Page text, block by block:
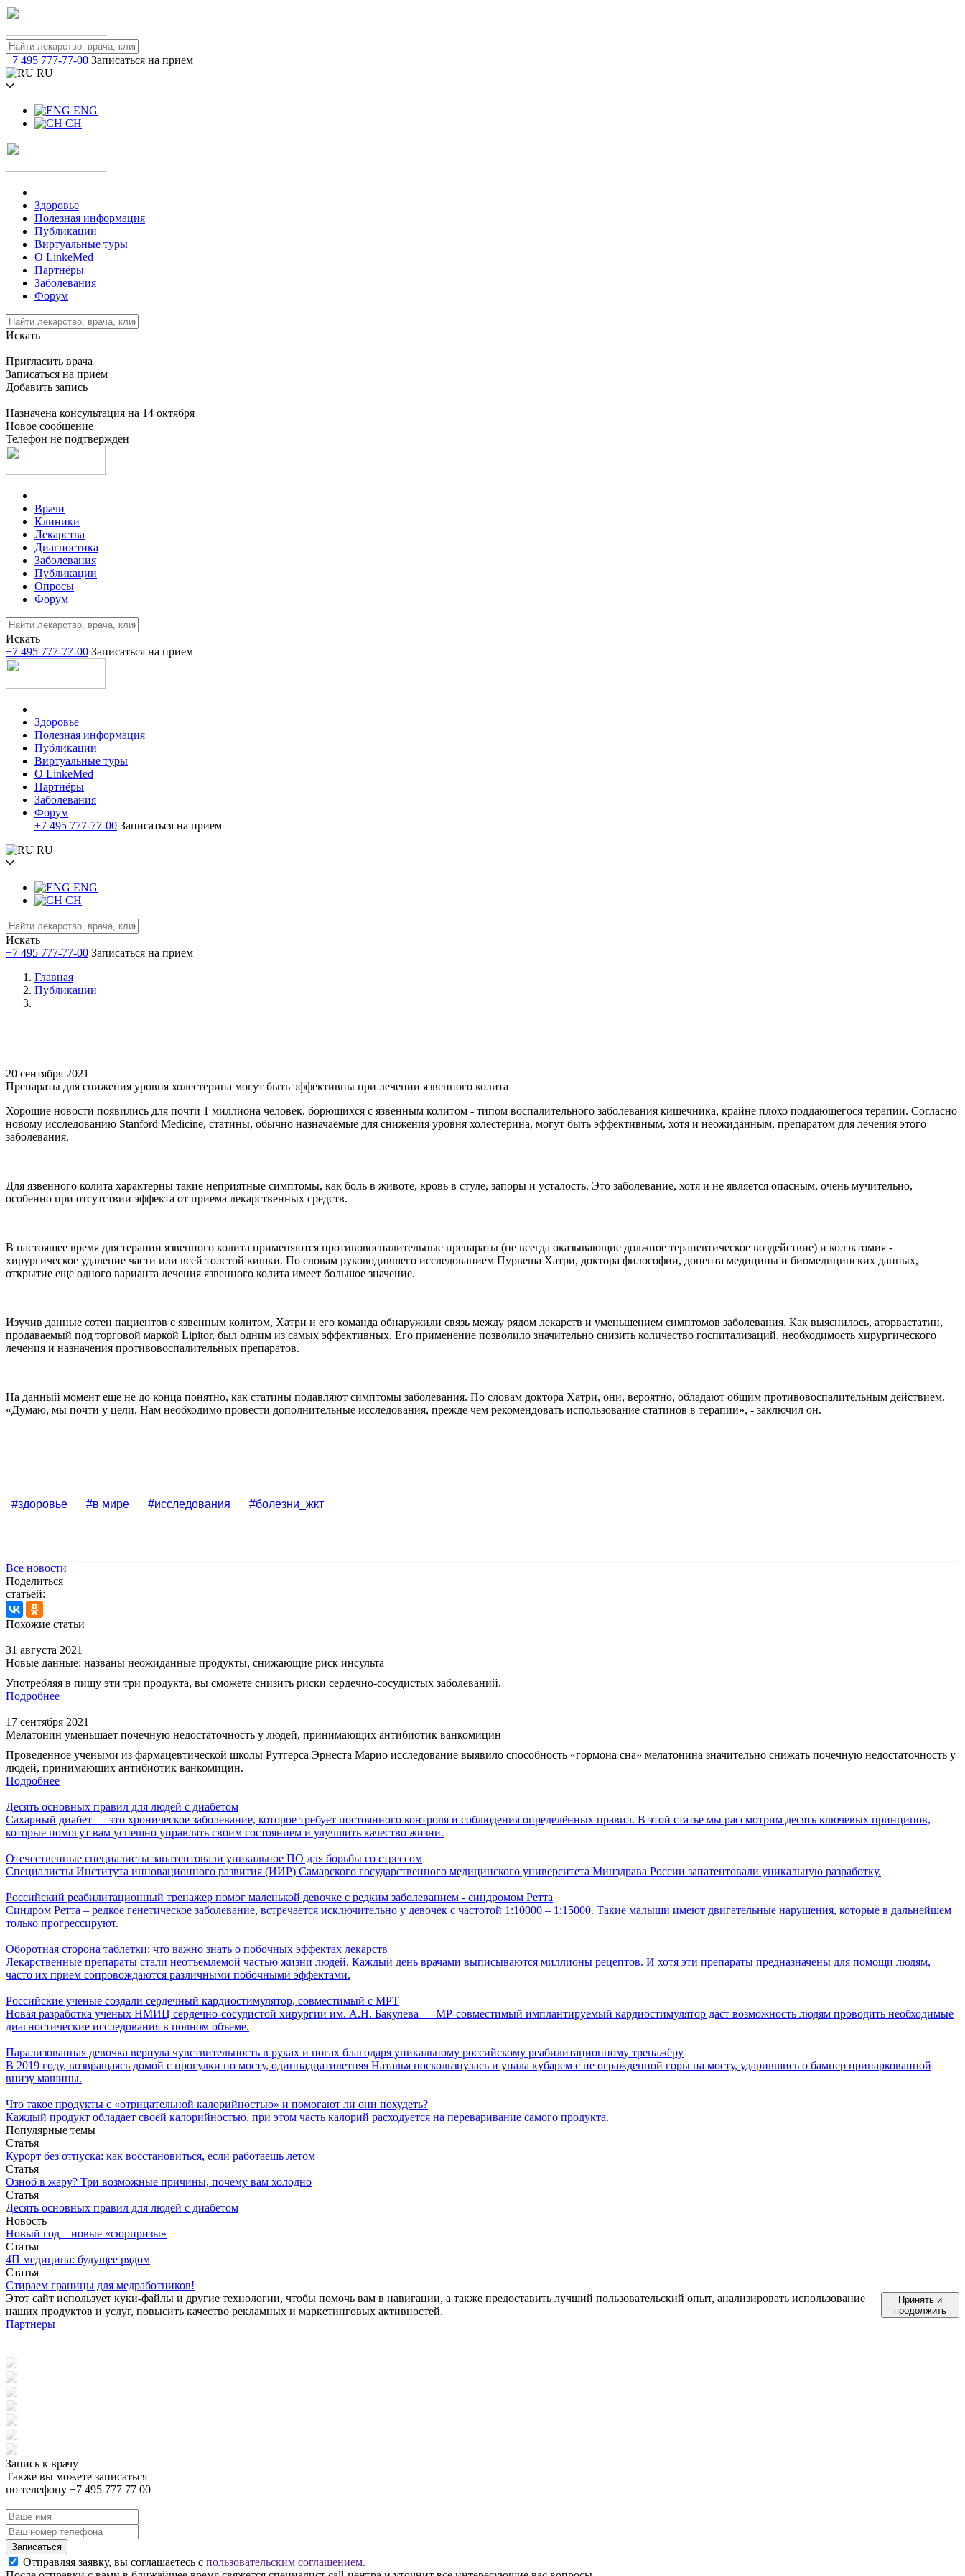
+7 495 777-77-00 Записаться на прием
RU
ENG
CH
Здоровье
Полезная информация
Публикации
Виртуальные туры
О LinkeMed
Партнёры
Заболевания
Форум
Искать
Пригласить врача
Записаться на прием
Добавить запись
Назначена консультация на 14 октября
Новое сообщение
Телефон не подтвержден
Врачи
Клиники
Лекарства
Диагностика
Заболевания
Публикации
Опросы
Форум
Искать
+7 495 777-77-00 Записаться на прием
Здоровье
Полезная информация
Публикации
Виртуальные туры
О LinkeMed
Партнёры
Заболевания
Форум
+7 495 777-77-00 Записаться на прием
RU
ENG
CH
Искать
+7 495 777-77-00 Записаться на прием
Главная
Публикации
20 сентября 2021
Препараты для снижения уровня холестерина могут быть эффективны при лечении язвенного колита
Хорошие новости появились для почти 1 миллиона человек, борющихся с язвенным колитом - типом воспалительного заболевания кишечника, крайне плохо поддающегося терапии. Согласно
новому исследованию Stanford Medicine, статины, обычно назначаемые для снижения уровня холестерина, могут быть эффективным, хотя и неожиданным, препаратом для лечения этого
заболевания.
Для язвенного колита характерны такие неприятные симптомы, как боль в животе, кровь в стуле, запоры и усталость. Это заболевание, хотя и не является опасным, очень мучительно,
особенно при отсутствии эффекта от приема лекарственных средств.
В настоящее время для терапии язвенного колита применяются противовоспалительные препараты (не всегда оказывающие должное терапевтическое воздействие) и колэктомия -
хирургическое удаление части или всей толстой кишки. По словам руководившего исследованием Пурвеша Хатри, доктора философии, доцента медицины и биомедицинских данных,
открытие еще одного варианта лечения язвенного колита имеет большое значение.
Изучив данные сотен пациентов с язвенным колитом, Хатри и его команда обнаружили связь между рядом лекарств и уменьшением симптомов заболевания. Как выяснилось, аторвастатин,
продаваемый под торговой маркой Lipitor, был одним из самых эффективных. Его применение позволило значительно снизить количество госпитализаций, необходимость хирургического
лечения и назначения противовоспалительных препаратов.
На данный момент еще не до конца понятно, как статины подавляют симптомы заболевания. По словам доктора Хатри, они, вероятно, обладают общим противовоспалительным действием.
«Думаю, мы почти у цели. Нам необходимо провести дополнительные исследования, прежде чем рекомендовать использование статинов в терапии», - заключил он.
#здоровье #в мире #исследования #болезни_жкт
Все новости
Поделиться
статьей:
Похожие статьи
31 августа 2021
Новые данные: названы неожиданные продукты, снижающие риск инсульта
Употребляя в пищу эти три продукта, вы сможете снизить риски сердечно-сосудистых заболеваний.
Подробнее
17 сентября 2021
Мелатонин уменьшает почечную недостаточность у людей, принимающих антибиотик ванкомицин
Проведенное учеными из фармацевтической школы Рутгерса Эрнеста Марио исследование выявило способность «гормона сна» мелатонина значительно снижать почечную недостаточность у
людей, принимающих антибиотик ванкомицин.
Подробнее
Десять основных правил для людей с диабетом
Сахарный диабет — это хроническое заболевание, которое требует постоянного контроля и соблюдения определённых правил. В этой статье мы рассмотрим десять ключевых принципов,
которые помогут вам успешно управлять своим состоянием и улучшить качество жизни.
Отечественные специалисты запатентовали уникальное ПО для борьбы со стрессом
Специалисты Института инновационного развития (ИИР) Самарского государственного медицинского университета Минздрава России запатентовали уникальную разработку.
Российский реабилитационный тренажер помог маленькой девочке с редким заболеванием - синдромом Ретта
Синдром Ретта – редкое генетическое заболевание, встречается исключительно у девочек с частотой 1:10000 – 1:15000. Такие малыши имеют двигательные нарушения, которые в дальнейшем
только прогрессируют.
Оборотная сторона таблетки: что важно знать о побочных эффектах лекарств
Лекарственные препараты стали неотъемлемой частью жизни людей. Каждый день врачами выписываются миллионы рецептов. И хотя эти препараты предназначены для помощи людям,
часто их прием сопровождаются различными побочными эффектами.
Российские ученые создали сердечный кардиостимулятор, совместимый с МРТ
Новая разработка ученых НМИЦ сердечно-сосудистой хирургии им. А.Н. Бакулева — МР-совместимый имплантируемый кардиостимулятор даст возможность людям проводить необходимые
диагностические исследования в полном объеме.
Парализованная девочка вернула чувствительность в руках и ногах благодаря уникальному российскому реабилитационному тренажёру
В 2019 году, возвращаясь домой с прогулки по мосту, одиннадцатилетняя Наталья поскользнулась и упала кубарем с не огражденной горы на мосту, ударившись о бампер припаркованной
внизу машины.
Что такое продукты с «отрицательной калорийностью» и помогают ли они похудеть?
Каждый продукт обладает своей калорийностью, при этом часть калорий расходуется на переваривание самого продукта.
Популярные темы
Статья
Курорт без отпуска: как восстановиться, если работаешь летом
Статья
Озноб в жару? Три возможные причины, почему вам холодно
Статья
Десять основных правил для людей с диабетом
Новость
Новый год – новые «сюрпризы»
Статья
4П медицина: будущее рядом
Статья
Стираем границы для медработников!
Этот сайт использует куки-файлы и другие технологии, чтобы помочь вам в навигации, а также предоставить лучший пользовательский опыт, анализировать использование
наших продуктов и услуг, повысить качество рекламных и маркетинговых активностей.
Принять и
продолжить
Партнеры
Запись к врачу
Также вы можете записаться
по телефону +7 495 777 77 00
Записаться
Отправляя заявку, вы соглашаетесь с пользовательским соглашением.